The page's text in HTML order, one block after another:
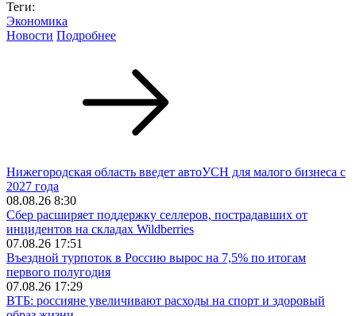
Теги:
Экономика
Новости Подробнее
Нижегородская область введет автоУСН для малого бизнеса с
2027 года
08.08.26 8:30
Сбер расширяет поддержку селлеров, пострадавших от
инцидентов на складах Wildberries
07.08.26 17:51
Въездной турпоток в Россию вырос на 7,5% по итогам
первого полугодия
07.08.26 17:29
ВТБ: россияне увеличивают расходы на спорт и здоровый